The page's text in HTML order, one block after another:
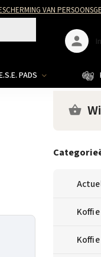
VAN
PADS
Koffie